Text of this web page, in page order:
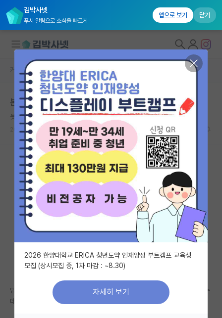
김박사넷
푸시 알림으로 소식을 빠르게
앱으로 보기 닫기
대학원생 모집
국내대학원 정보
연구실&오픈랩
커뮤니티
커뮤니티 홈
전체글보기
베스트 게시판
IF 명예의전당
자유 게시판(아무개랩)
미국 유학 게시판
미국 대학원 합격 후기 게시판
대학원생 모집 게시판
커뮤니티 홈 자유 게시판(아무개랩)
본인 박사과정생인데 학부생들한테 아는 것만 알려줌
웃는 헤르만 헤세
2026.05.30 9 10648
밑에 타대 박사과정생이 뭐 아는 게 있어서 학부생을 지도 하냐는 글을 봤는
데 ㅋ
2026 한양대학교 ERICA 청년도약 인재양성 부트캠프 교육생
모집 (상시모집 중, 1차 마감 : ~8.30)
자세히 보기